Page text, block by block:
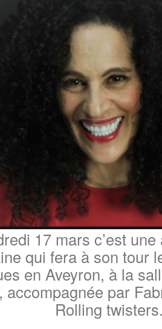
17 mars c’est
qui fera à son tour
en Aveyron, à la
accompagnée par
Rolling